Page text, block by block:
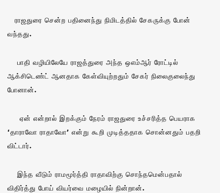
ராஜதுரை சென்ற பதினைந்து நிமிடத்தில் சேகருக்கு போன்
வந்தது.
பாதி வழியிலேயே ராஜத்துரை அந்த ஒஎம்ஆர் ரோட்டில்
ஆக்சிடெண்ட் ஆனதாக கேள்வியுற்றதும் சேகர் நிலைகுலைந்து
போனான்.
ஏன் என்றால் இறக்கும் நேரம் ராஜதுரை உச்சரித்த பெயராக
‘தாராவோ ராதாவோ’ என்று கூறி முடித்ததாக சொன்னதும் பதறி
விட்டார்.
இந்த வீடும் ராமமூர்த்தி ராதாவிற்கு சொந்தமென்பதால்
விதிர்த்து போய் வியர்வை மழையில் நின்றான்.